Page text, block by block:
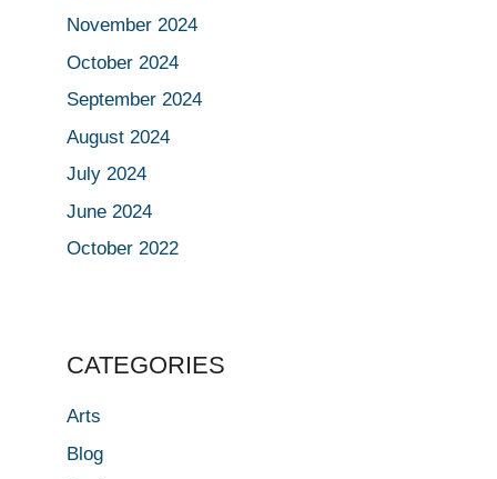
November 2024
October 2024
September 2024
August 2024
July 2024
June 2024
October 2022
CATEGORIES
Arts
Blog